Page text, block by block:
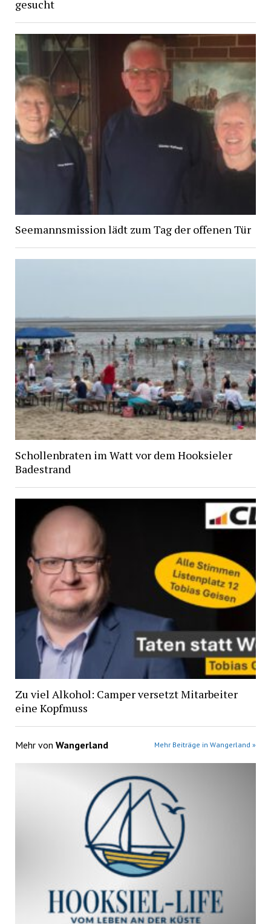
gesucht
Seemannsmission lädt zum Tag der offenen Tür
Schollenbraten im Watt vor dem Hooksieler
Badestrand
Zu viel Alkohol: Camper versetzt Mitarbeiter
eine Kopfmuss
Mehr von Wangerland Mehr Beiträge in Wangerland »